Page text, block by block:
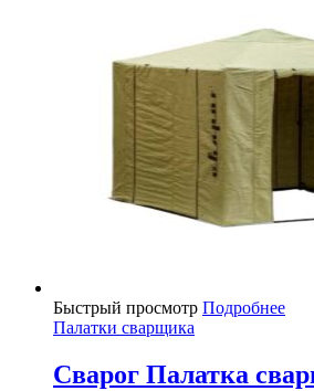
Быстрый просмотр Подробнее
Палатки сварщика
Сварог Палатка